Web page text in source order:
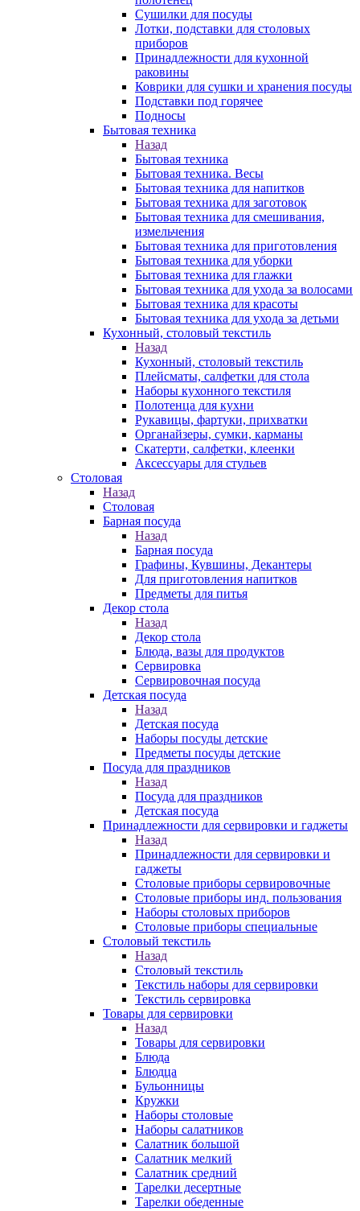
Сушилки для посуды
Лотки, подставки для столовых
приборов
Принадлежности для кухонной
раковины
Коврики для сушки и хранения посуды
Подставки под горячее
Подносы
Бытовая техника
Назад
Бытовая техника
Бытовая техника. Весы
Бытовая техника для напитков
Бытовая техника для заготовок
Бытовая техника для смешивания,
измельчения
Бытовая техника для приготовления
Бытовая техника для уборки
Бытовая техника для глажки
Бытовая техника для ухода за волосами
Бытовая техника для красоты
Бытовая техника для ухода за детьми
Кухонный, столовый текстиль
Назад
Кухонный, столовый текстиль
Плейсматы, салфетки для стола
Наборы кухонного текстиля
Полотенца для кухни
Рукавицы, фартуки, прихватки
Органайзеры, сумки, карманы
Скатерти, салфетки, клеенки
Аксессуары для стульев
Столовая
Назад
Столовая
Барная посуда
Назад
Барная посуда
Графины, Кувшины, Декантеры
Для приготовления напитков
Предметы для питья
Декор стола
Назад
Декор стола
Блюда, вазы для продуктов
Сервировка
Сервировочная посуда
Детская посуда
Назад
Детская посуда
Наборы посуды детские
Предметы посуды детские
Посуда для праздников
Назад
Посуда для праздников
Детская посуда
Принадлежности для сервировки и гаджеты
Назад
Принадлежности для сервировки и
гаджеты
Столовые приборы сервировочные
Столовые приборы инд. пользования
Наборы столовых приборов
Столовые приборы специальные
Столовый текстиль
Назад
Столовый текстиль
Текстиль наборы для сервировки
Текстиль сервировка
Товары для сервировки
Назад
Товары для сервировки
Блюда
Блюдца
Бульонницы
Кружки
Наборы столовые
Наборы салатников
Салатник большой
Салатник мелкий
Салатник средний
Тарелки десертные
Тарелки обеденные